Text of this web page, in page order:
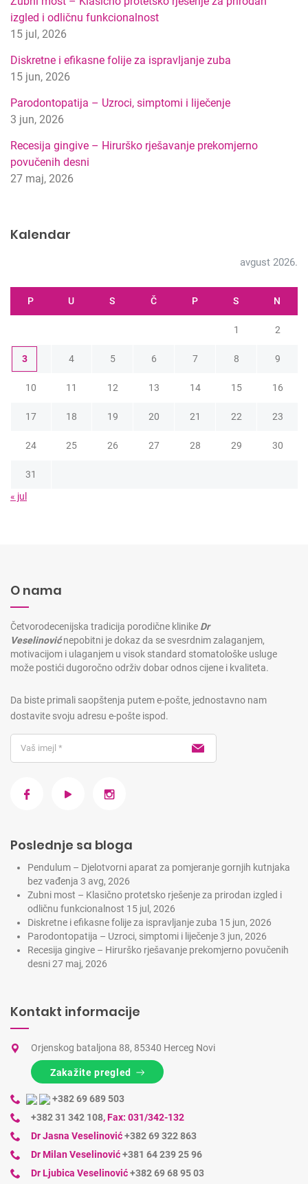
izgled i odličnu funkcionalnost
15 jul, 2026
Diskretne i efikasne folije za ispravljanje zuba
15 jun, 2026
Parodontopatija – Uzroci, simptomi i liječenje
3 jun, 2026
Recesija gingive – Hirurško rješavanje prekomjerno
povučenih desni
27 maj, 2026
Kalendar
avgust 2026.
P U S Č P S N
1 2
3 4 5 6 7 8 9
10 11 12 13 14 15 16
17 18 19 20 21 22 23
24 25 26 27 28 29 30
31
« jul
O nama
Četvorodecenijska tradicija porodične klinike Dr
Veselinovićnepobitni je dokaz da se svesrdnim zalaganjem,
motivacijom i ulaganjem u visok standard stomatološke usluge
može postići dugoročno održiv dobar odnos cijene i kvaliteta.
Da biste primali saopštenja putem e-pošte, jednostavno nam
dostavite svoju adresu e-pošte ispod.
Poslednje sa bloga
Pendulum – Djelotvorni aparat za pomjeranje gornjih kutnjaka
bez vađenja 3 avg, 2026
Zubni most – Klasično protetsko rješenje za prirodan izgled i
odličnu funkcionalnost 15 jul, 2026
Diskretne i efikasne folije za ispravljanje zuba 15 jun, 2026
Parodontopatija – Uzroci, simptomi i liječenje3 jun, 2026
Recesija gingive – Hirurško rješavanje prekomjerno povučenih
desni27 maj, 2026
Kontakt informacije
Orjenskog bataljona 88, 85340 Herceg Novi
Zakažite pregled
+382 69 689 503
+382 31 342 108,Fax: 031/342-132
Dr Jasna Veselinović+382 69 322 863
Dr Milan Veselinović+381 64 239 25 96
Dr Ljubica Veselinović+382 69 68 95 03